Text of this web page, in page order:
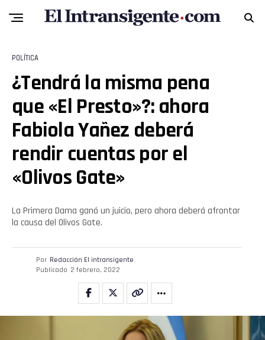
POLÍTICA
¿Tendrá la misma pena
que «El Presto»?: ahora
Fabiola Yañez deberá
rendir cuentas por el
«Olivos Gate»
La Primera Dama ganó un juicio, pero ahora deberá afrontar
la causa del Olivos Gate.
Por Redacción El intransigente
Publicado 2 febrero, 2022